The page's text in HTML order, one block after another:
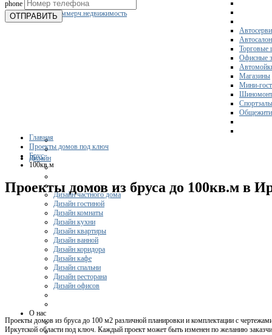
Склады
Коммерч.недвижимость
Торговые
Офисные
Магазины
Мини-
Спортзалы
Дизайн
Дизайн частного дома
Дизайн гостиной
Дизайн комнаты
Дизайн кухни
Дизайн квартиры
Дизайн ванной
Дизайн коридора
Дизайн кафе
Дизайн спальни
Дизайн ресторана
Дизайн офисов
О нас
phone
ОТПРАВИТЬ
Главная
Проекты домов под ключ
Брус
100кв.м
Проекты домов из бруса до 100кв.м в
Проекты домов из бруса до 100 м2 различной планировки и комплектации с
Иркутской области под ключ. Каждый проект может быть изменен по желанию